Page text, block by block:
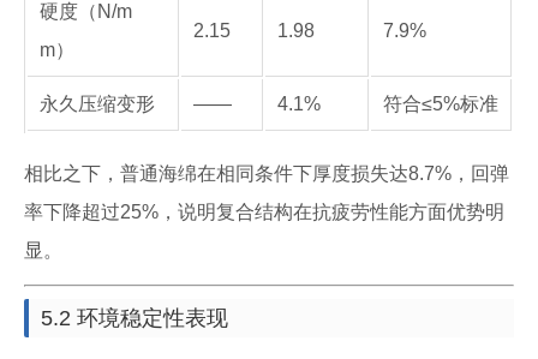
硬度（N/m
m）
2.15 1.98 7.9%
永久压缩变形 —— 4.1% 符合≤5%标准
相比之下，普通海绵在相同条件下厚度损失达8.7%，回弹
率下降超过25%，说明复合结构在抗疲劳性能方面优势明
显。
5.2 环境稳定性表现